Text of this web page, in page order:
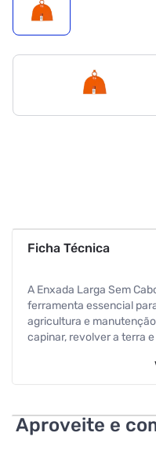
Ficha Técnica
A Enxada Larga Sem
ferramenta essencial
agricultura e
capinar, revolver a terra
aço resistente, garante
aumentando a
que exigem cobertura de
Aproveite e